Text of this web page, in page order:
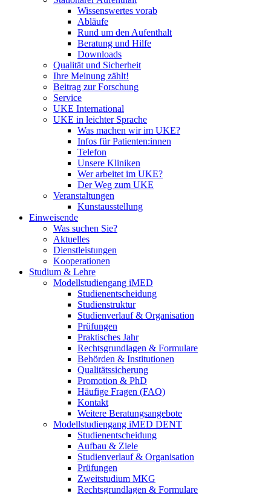
Wissenswertes vorab
Abläufe
Rund um den Aufenthalt
Beratung und Hilfe
Downloads
Qualität und Sicherheit
Ihre Meinung zählt!
Beitrag zur Forschung
Service
UKE International
UKE in leichter Sprache
Was machen wir im UKE?
Infos für Patienten:innen
Telefon
Unsere Kliniken
Wer arbeitet im UKE?
Der Weg zum UKE
Veranstaltungen
Kunstausstellung
Einweisende
Was suchen Sie?
Aktuelles
Dienstleistungen
Kooperationen
Studium & Lehre
Modellstudiengang iMED
Studienentscheidung
Studienstruktur
Studienverlauf & Organisation
Prüfungen
Praktisches Jahr
Rechtsgrundlagen & Formulare
Behörden & Institutionen
Qualitätssicherung
Promotion & PhD
Häufige Fragen (FAQ)
Kontakt
Weitere Beratungsangebote
Modellstudiengang iMED DENT
Studienentscheidung
Aufbau & Ziele
Studienverlauf & Organisation
Prüfungen
Zweitstudium MKG
Rechtsgrundlagen & Formulare